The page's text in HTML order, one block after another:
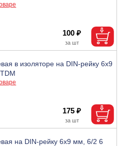
100 ₽
в изоляторе на DIN-рейку 6х9
175 ₽
на DIN-рейку 6х9 мм, 6/2 6